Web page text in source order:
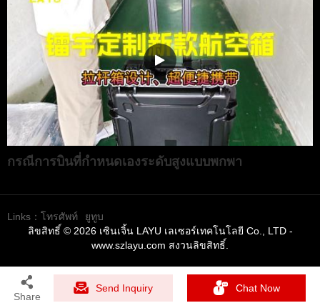
กรณีการบินที่กำหนดเองระดับสูงแบบพกพา
Links： โทรศัพท์
ยูทูบ
ลิขสิทธิ์ © 2026 เซินเจิ้น LAYU เลเซอร์เทคโนโลยี Co., LTD -
www.szlayu.com สงวนลิขสิทธิ์.
Share
Send Inquiry Chat Now